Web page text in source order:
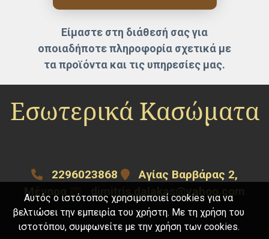
Είμαστε στη διάθεσή σας για
οποιαδήποτε πληροφορία σχετικά με
τα προϊόντα και τις υπηρεσίες μας.
Εσωτερικά Κασώματα
2296023868
Αγίας Βαρβάρας 2,
Μέγαρα
dimitris.dalakas@yahoo.com
Αυτός ο ιστότοπος χρησιμοποιεί cookies για να
βελτιώσει την εμπειρία του χρήστη. Με τη χρήση του
ιστοτόπου, συμφωνείτε με την χρήση των cookies.